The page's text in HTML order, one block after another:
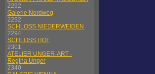
2292
Galerie Nordweg
2292
SCHLOSS NIEDERWEIDEN
2294
SCHLOSS HOF
2301
ATELIER UNGER-ART -
Regina Unger
2340